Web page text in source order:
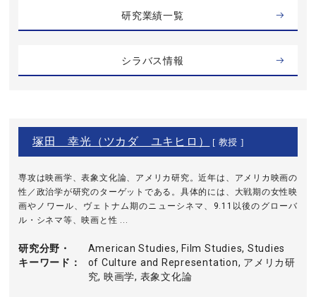
研究業績一覧
シラバス情報
塚田 幸光（ツカダ ユキヒロ） [ 教授 ]
専攻は映画学、表象文化論、アメリカ研究。近年は、アメリカ映画の
性／政治学が研究のターゲットである。具体的には、大戦期の女性映
画やノワール、ヴェトナム期のニューシネマ、9.11以後のグローバ
ル・シネマ等、映画と性 ...
研究分野・
キーワード
American Studies, Film Studies, Studies
of Culture and Representation, アメリカ研
究, 映画学, 表象文化論